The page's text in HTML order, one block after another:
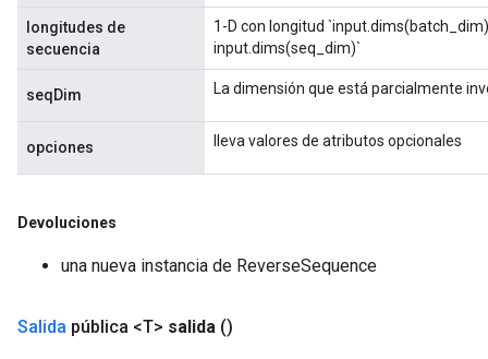
longitudes de
secuencia
1-D con longitud
input.dims(seq_dim)`
seqDim La dimensión que está parcialmente
opciones lleva valores de atributos opcionales
Devoluciones
una nueva instancia de ReverseSequence
Salida pública <T> salida ()